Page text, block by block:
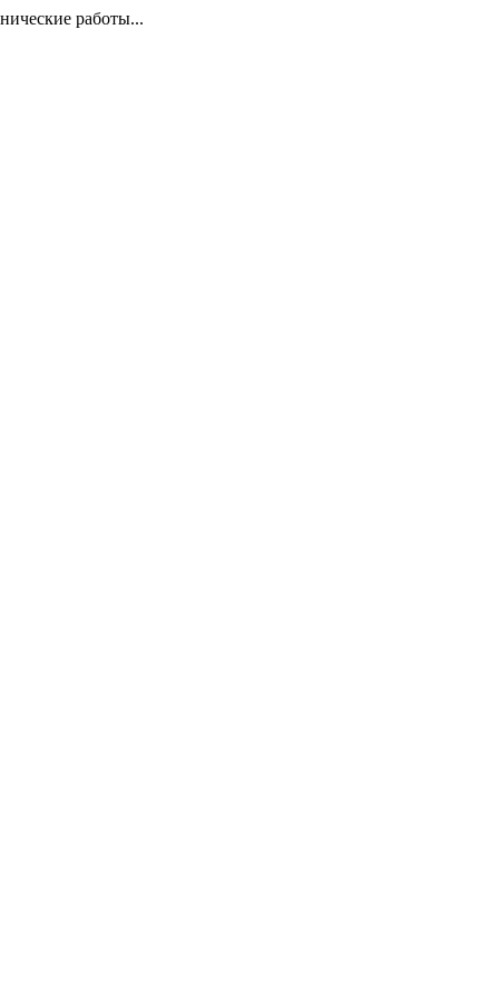
работы...